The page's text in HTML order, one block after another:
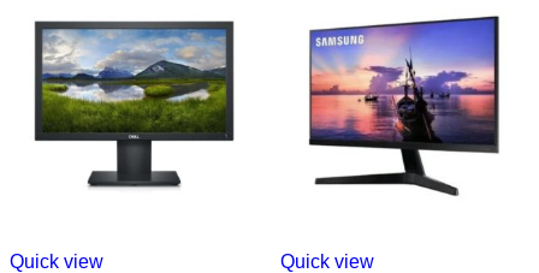
Quick view
Quick view